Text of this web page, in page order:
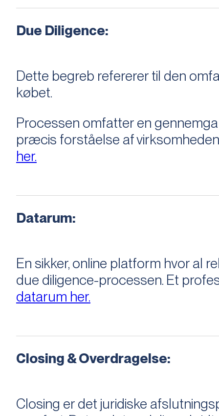
Due Diligence:
Dette begreb refererer til den
købet.
Processen omfatter en
præcis forståelse af
her.
Datarum:
En sikker, online platform hvor al
due diligence-processen. Et
datarum her.
Closing & Overdragelse:
Closing er det juridiske